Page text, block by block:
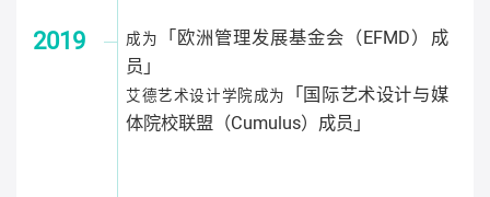
2019 成为 「欧洲管理发展基金会（EFMD）成
员」
艾德艺术设计学院成为 「国际艺术设计与媒
体院校联盟（Cumulus）成员」